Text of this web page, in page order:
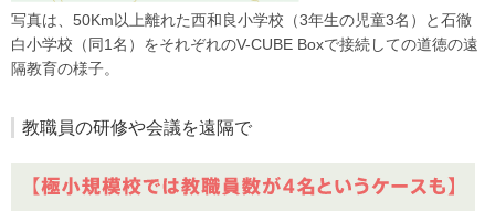
写真は、50Km以上離れた西和良小学校（3年生の児童3名）と石徹
白小学校（同1名）をそれぞれのV-CUBE Boxで接続しての道徳の遠
隔教育の様子。
教職員の研修や会議を遠隔で